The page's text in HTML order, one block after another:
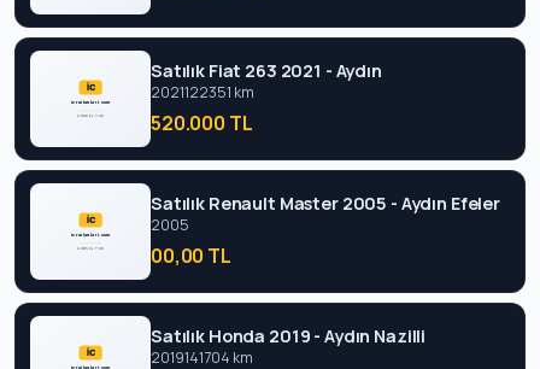
Satılık Fiat 263 2021 - Aydın
2021122351 km
520.000 TL
Satılık Renault Master 2005 - Aydın Efeler
2005
00,00 TL
Satılık Honda 2019 - Aydın Nazilli
2019141704 km